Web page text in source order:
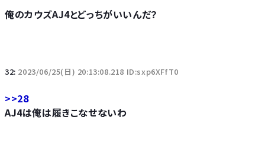
俺のカウズAJ4とどっちがいいんだ？
32: 2023/06/25(日) 20:13:08.218 ID:sxp6XFfT0
>>28
AJ4は俺は履きこなせないわ